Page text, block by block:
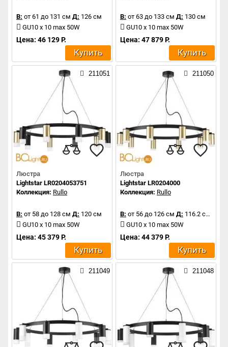
В: от 61 до 131 см Д: 126 см
GU10 x 10 max 50W
Цена: 46 129 Р.
Купить
В: от 63 до 133 см Д: 130 см
GU10 x 10 max 50W
Цена: 47 879 Р.
Купить
211051
Люстра
Lightstar LR0204053751
Коллекция: Rullo
В: от 58 до 128 см Д: 120 см
GU10 x 10 max 50W
Цена: 45 379 Р.
Купить
211050
Люстра
Lightstar LR0204000
Коллекция: Rullo
В: от 56 до 126 см Д: 116.2 см
GU10 x 10 max 50W
Цена: 44 379 Р.
Купить
211049 211048